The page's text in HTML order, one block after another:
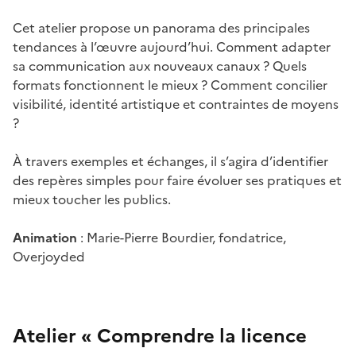
Cet atelier propose un panorama des principales
tendances à l’œuvre aujourd’hui. Comment adapter
sa communication aux nouveaux canaux ? Quels
formats fonctionnent le mieux ? Comment concilier
visibilité, identité artistique et contraintes de moyens
?
À travers exemples et échanges, il s’agira d’identifier
des repères simples pour faire évoluer ses pratiques et
mieux toucher les publics.
Animation : Marie-Pierre Bourdier, fondatrice,
Overjoyded
Atelier « Comprendre la licence